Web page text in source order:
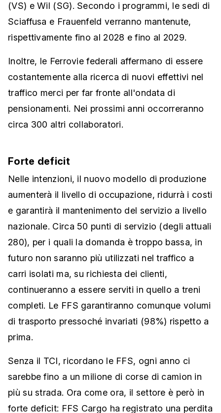
(VS) e Wil (SG). Secondo i programmi, le sedi di
Sciaffusa e Frauenfeld verranno mantenute,
rispettivamente fino al 2028 e fino al 2029.
Inoltre, le Ferrovie federali affermano di essere
costantemente alla ricerca di nuovi effettivi nel
traffico merci per far fronte all'ondata di
pensionamenti. Nei prossimi anni occorreranno
circa 300 altri collaboratori.
Forte deficit
Nelle intenzioni, il nuovo modello di produzione
aumenterà il livello di occupazione, ridurrà i costi
e garantirà il mantenimento del servizio a livello
nazionale. Circa 50 punti di servizio (degli attuali
280), per i quali la domanda è troppo bassa, in
futuro non saranno più utilizzati nel traffico a
carri isolati ma, su richiesta dei clienti,
continueranno a essere serviti in quello a treni
completi. Le FFS garantiranno comunque volumi
di trasporto pressoché invariati (98%) rispetto a
prima.
Senza il TCI, ricordano le FFS, ogni anno ci
sarebbe fino a un milione di corse di camion in
più su strada. Ora come ora, il settore è però in
forte deficit: FFS Cargo ha registrato una perdita